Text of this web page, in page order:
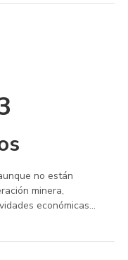
no están
minera,
económicas...